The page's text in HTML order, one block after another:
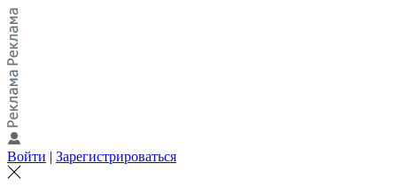
Войти | Зарегистрироваться